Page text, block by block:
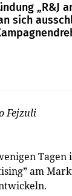
„R&J
sich
Fejzuli
am